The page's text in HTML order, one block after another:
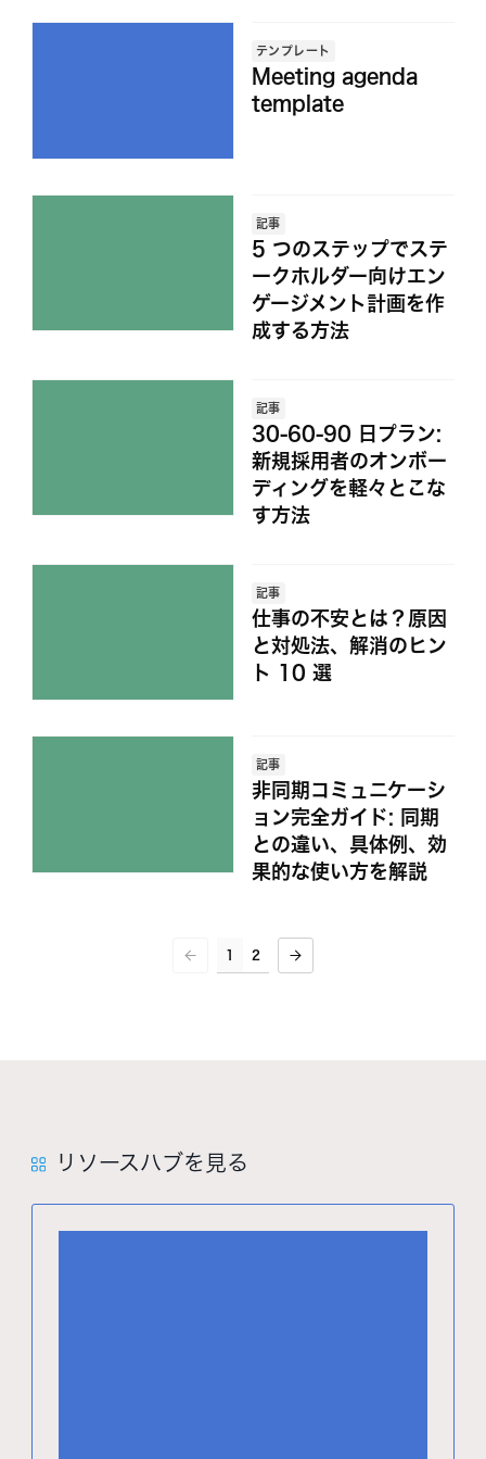
テンプレート
Meeting agenda
template
記事
5 つのステップでステ
ークホルダー向けエン
ゲージメント計画を作
成する方法
記事
30-60-90 日プラン:
新規採用者のオンボー
ディングを軽々とこな
す方法
記事
仕事の不安とは？原因
と対処法、解消のヒン
ト 10 選
記事
非同期コミュニケーシ
ョン完全ガイド: 同期
との違い、具体例、効
果的な使い方を解説
1 2
リソースハブを見る